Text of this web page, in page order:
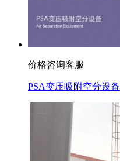
价格咨询客服
PSA变压吸附空分设备